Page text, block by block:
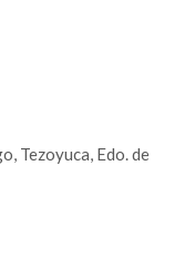
Tezoyuca, Edo. de